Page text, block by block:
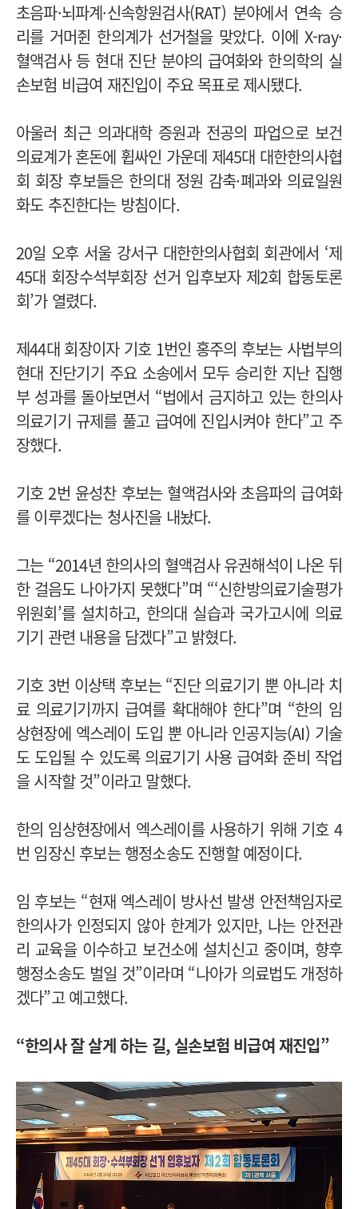
초음파·뇌파계·신속항원검사(RAT) 분야에서 연속 승
리를 거머쥔 한의계가 선거철을 맞았다. 이에 X-ray·
혈액검사 등 현대 진단 분야의 급여화와 한의학의 실
손보험 비급여 재진입이 주요 목표로 제시됐다.
아울러 최근 의과대학 증원과 전공의 파업으로 보건
의료계가 혼돈에 휩싸인 가운데 제45대 대한한의사협
회 회장 후보들은 한의대 정원 감축·폐과와 의료일원
화도 추진한다는 방침이다.
20일 오후 서울 강서구 대한한의사협회 회관에서 ‘제
45대 회장수석부회장 선거 입후보자 제2회 합동토론
회’가 열렸다.
제44대 회장이자 기호 1번인 홍주의 후보는 사법부의
현대 진단기기 주요 소송에서 모두 승리한 지난 집행
부 성과를 돌아보면서 “법에서 금지하고 있는 한의사
의료기기 규제를 풀고 급여에 진입시켜야 한다”고 주
장했다.
기호 2번 윤성찬 후보는 혈액검사와 초음파의 급여화
를 이루겠다는 청사진을 내놨다.
그는 “2014년 한의사의 혈액검사 유권해석이 나온 뒤
한 걸음도 나아가지 못했다”며 “‘신한방의료기술평가
위원회’를 설치하고, 한의대 실습과 국가고시에 의료
기기 관련 내용을 담겠다”고 밝혔다.
기호 3번 이상택 후보는 “진단 의료기기 뿐 아니라 치
료 의료기기까지 급여를 확대해야 한다”며 “한의 임
상현장에 엑스레이 도입 뿐 아니라 인공지능(AI) 기술
도 도입될 수 있도록 의료기기 사용 급여화 준비 작업
을 시작할 것”이라고 말했다.
한의 임상현장에서 엑스레이를 사용하기 위해 기호 4
번 임장신 후보는 행정소송도 진행할 예정이다.
임 후보는 “현재 엑스레이 방사선 발생 안전책임자로
한의사가 인정되지 않아 한계가 있지만, 나는 안전관
리 교육을 이수하고 보건소에 설치신고 중이며, 향후
행정소송도 벌일 것”이라며 “나아가 의료법도 개정하
겠다”고 예고했다.
“한의사 잘 살게 하는 길, 실손보험 비급여 재진입”